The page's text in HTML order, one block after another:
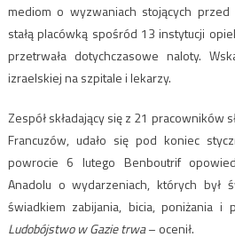
mediom o wyzwaniach stojących
stałą placówką spośród 13 instytucji
przetrwała dotychczasowe naloty.
izraelskiej na szpitale i lekarzy.
Zespół składający się z 21 pracowników
Francuzów, udało się pod koniec
powrocie 6 lutego Benboutrif
Anadolu o wydarzeniach, których był
świadkiem zabijania, bicia, poniżania i
Ludobójstwo w Gazie trwa– ocenił.